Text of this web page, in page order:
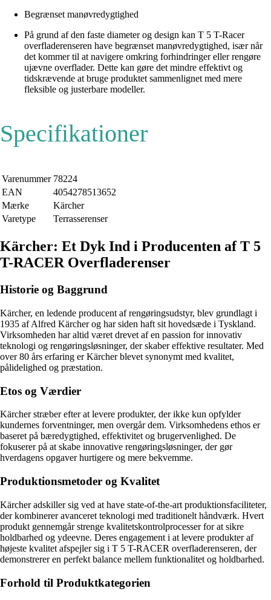
Begrænset manøvredygtighed
På grund af den faste diameter og design kan T 5 T-Racer
overfladerenseren have begrænset manøvredygtighed, især når
det kommer til at navigere omkring forhindringer eller rengøre
ujævne overflader. Dette kan gøre det mindre effektivt og
tidskrævende at bruge produktet sammenlignet med mere
fleksible og justerbare modeller.
Specifikationer
Varenummer 78224
EAN
4054278513652
Mærke
Kärcher
Varetype
Terrasserenser
Kärcher: Et Dyk Ind i Producenten af T 5
T-RACER Overfladerenser
Historie og Baggrund
Kärcher, en ledende producent af rengøringsudstyr, blev grundlagt i
1935 af Alfred Kärcher og har siden haft sit hovedsæde i Tyskland.
Virksomheden har altid været drevet af en passion for innovativ
teknologi og rengøringsløsninger, der skaber effektive resultater. Med
over 80 års erfaring er Kärcher blevet synonymt med kvalitet,
pålidelighed og præstation.
Etos og Værdier
Kärcher stræber efter at levere produkter, der ikke kun opfylder
kundernes forventninger, men overgår dem. Virksomhedens ethos er
baseret på bæredygtighed, effektivitet og brugervenlighed. De
fokuserer på at skabe innovative rengøringsløsninger, der gør
hverdagens opgaver hurtigere og mere bekvemme.
Produktionsmetoder og Kvalitet
Kärcher adskiller sig ved at have state-of-the-art produktionsfaciliteter,
der kombinerer avanceret teknologi med traditionelt håndværk. Hvert
produkt gennemgår strenge kvalitetskontrolprocesser for at sikre
holdbarhed og ydeevne. Deres engagement i at levere produkter af
højeste kvalitet afspejler sig i T 5 T-RACER overfladerenseren, der
demonstrerer en perfekt balance mellem funktionalitet og holdbarhed.
Forhold til Produktkategorien